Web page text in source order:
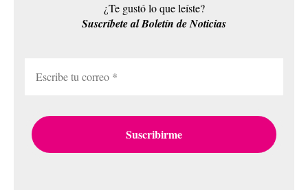
¿Te gustó lo que leíste?
Suscríbete al Boletín de Noticias